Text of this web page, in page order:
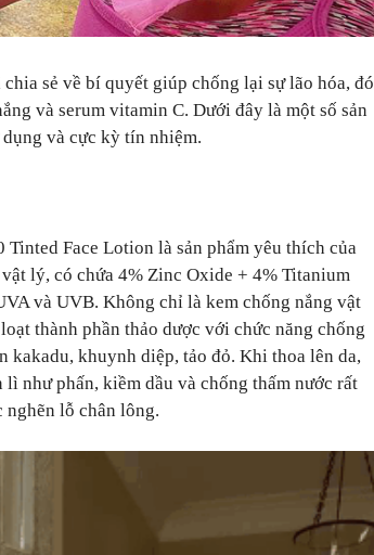
sẻ về bí quyết giúp chống lại sự lão hóa, đó
và serum vitamin C. Dưới đây là một số sản
và cực kỳ tín nhiệm.
Face Lotion là sản phẩm yêu thích của
lý, có chứa 4% Zinc Oxide + 4% Titanium
và UVB. Không chỉ là kem chống nắng vật
thành phần thảo dược với chức năng chống
kakadu, khuynh diệp, tảo đỏ. Khi thoa lên da,
như phấn, kiềm dầu và chống thấm nước rất
nghẽn lỗ chân lông.